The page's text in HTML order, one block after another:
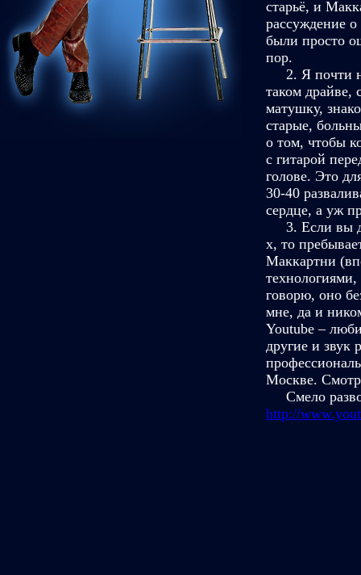
старьё, и
рассуждение
были просто
пор.
2. Я почти не
таком драйве,
матушку,
старые,
о том, чтобы
с гитарой
голове. Это
30-40
сердце, а уж
3. Если вы
х, то
Маккартни
говорю, оно
мне, да и
Youtube –
другие и звук
Москве.
Смело
http://